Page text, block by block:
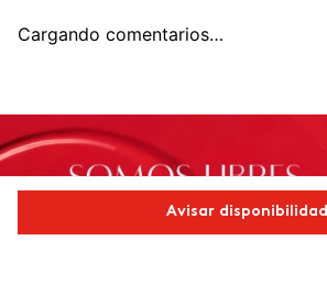
Avisar disponibilidad
Cargando comentarios…